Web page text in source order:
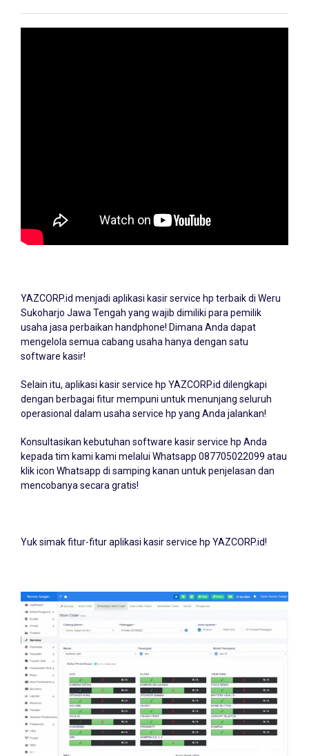
YAZCORP.id menjadi aplikasi kasir service hp terbaik di Weru
Sukoharjo Jawa Tengah yang wajib dimiliki para pemilik
usaha jasa perbaikan handphone! Dimana Anda dapat
mengelola semua cabang usaha hanya dengan satu
software kasir!
Selain itu, aplikasi kasir service hp YAZCORP.id dilengkapi
dengan berbagai fitur mempuni untuk menunjang seluruh
operasional dalam usaha service hp yang Anda jalankan!
Konsultasikan kebutuhan software kasir service hp Anda
kepada tim kami kami melalui Whatsapp 087705022099 atau
klik icon Whatsapp di samping kanan untuk penjelasan dan
mencobanya secara gratis!
Yuk simak fitur-fitur aplikasi kasir service hp YAZCORP.id!